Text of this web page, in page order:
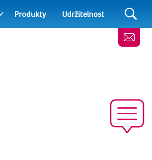
Produkty Udržitelnost